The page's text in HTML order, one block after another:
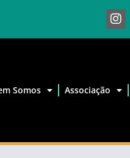
Somos Associação